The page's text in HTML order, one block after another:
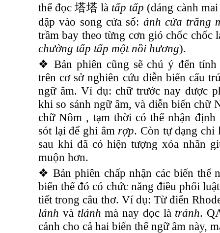
thể đọc塔塔 là tấp tấp (dáng cành
đập vào song cửa sổ: ánh cửa trăng
trầm bay theo từng cơn gió chốc chốc
chường tấp tấp một nồi hương).
❖ Bản phiên cũng sẽ chú ý đến tính
trên cơ sở nghiên cứu diễn biến cấu
ngữ âm. Ví dụ: chữ trước nay được
khi so sánh ngữ âm, và diễn biến chữ
chữ Nôm , tạm thời có thể nhận
sót lại để ghi âm rợp. Còn tự dạng chỉ
sau khi đã có hiện tượng xóa nhãn
muộn hơn.
❖ Bản phiên chấp nhận các biến thể
biến thể đó có chức năng điều phối
tiết trong câu thơ. Ví dụ: Từ điển
lánh và tlánhmà nay đọc là tránh.
cảnh cho cả hai biến thể ngữ âm này,